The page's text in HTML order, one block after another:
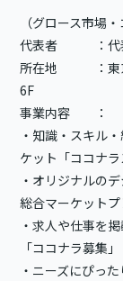
（グロース市場
代表者 ：代表
所在地 ：東京
6F
事業内容 ：
・知識・スキル
ケット「ココナラ
・オリジナルの
総合マーケット
・求人や仕事を
「ココナラ募集」
・ニーズにぴっ